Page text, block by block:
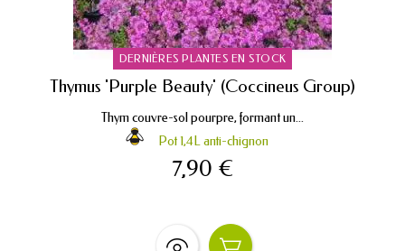
DERNIÈRES PLANTES EN STOCK
Thymus 'Purple Beauty' (Coccineus Group)
Thym couvre-sol pourpre, formant un...
Pot 1,4L anti-chignon
7,90 €